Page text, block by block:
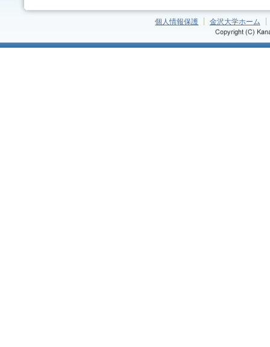
個人情報保護 金沢大学ホーム